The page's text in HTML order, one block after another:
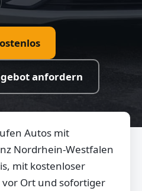
anfordern
Autos mit
Nordrhein-Westfalen
mit kostenloser
Ort und sofortiger